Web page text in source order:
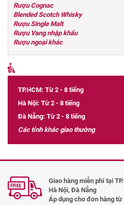
Rượu Cognac
Blended Scotch Whisky
Rượu Single Malt
Rượu Vang nhập khẩu
Rượu ngoại khác
TP.HCM: Từ 2 - 8 tiếng
Hà Nội: Từ 2 - 8 tiếng
Đà Nẵng: Từ 2 - 8 tiếng
Các tỉnh khác giao thường
Giao hàng miễn phí tại
Hà Nội, Đà Nẵng
Áp dụng cho đơn hàng từ